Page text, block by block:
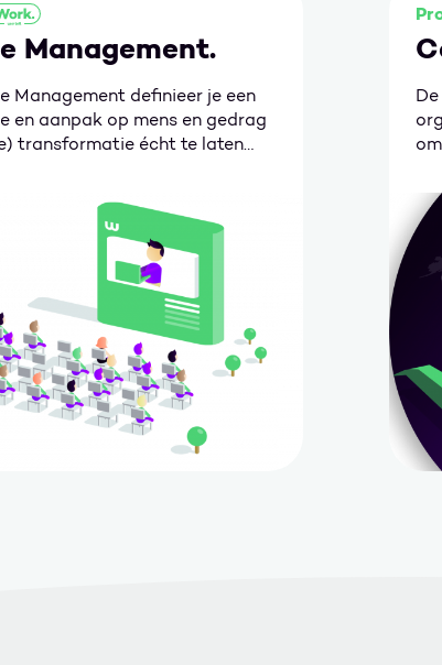
Management.
Management definieer je een
en aanpak op mens en gedrag
transformatie écht te laten
Management.
Ga